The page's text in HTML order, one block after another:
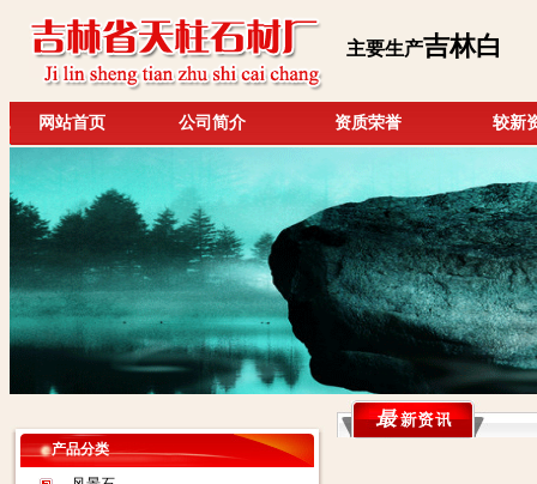
主要生产吉林白
网站首页 公司简介 资质荣誉 较新
产品分类